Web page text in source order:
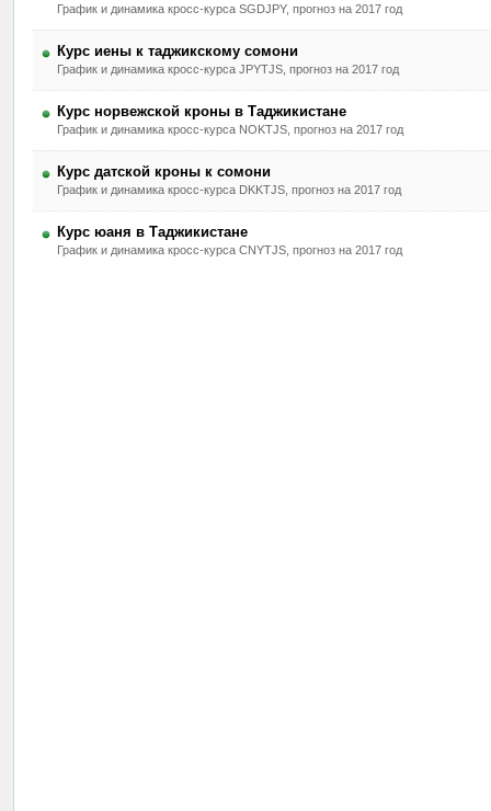
График и динамика кросс-курса SGDJPY, прогноз на 2017 год
Курс иены к таджикскому сомони
График и динамика кросс-курса JPYTJS, прогноз на 2017 год
Курс норвежской кроны в Таджикистане
График и динамика кросс-курса NOKTJS, прогноз на 2017 год
Курс датской кроны к сомони
График и динамика кросс-курса DKKTJS, прогноз на 2017 год
Курс юаня в Таджикистане
График и динамика кросс-курса CNYTJS, прогноз на 2017 год